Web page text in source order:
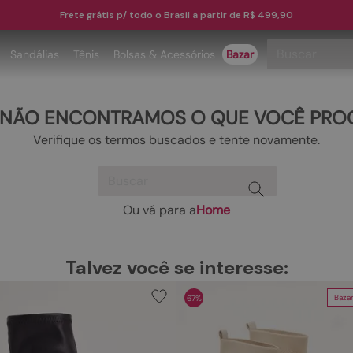
Frete grátis p/ todo o Brasil a partir de R$ 499,90
Sandálias Tênis Bolsas & Acessórios Bazar
ENCONTRAMOS O QUE VOCÊ
Verifique os termos buscados e tente novamente.
Ou vá para aHome
Talvez você se interesse:
Bazar
67%
1º
papete
2º
tenis
rasteira
9º
couro
TERMOS MAIS BUSCADOS
tenis
rasteira